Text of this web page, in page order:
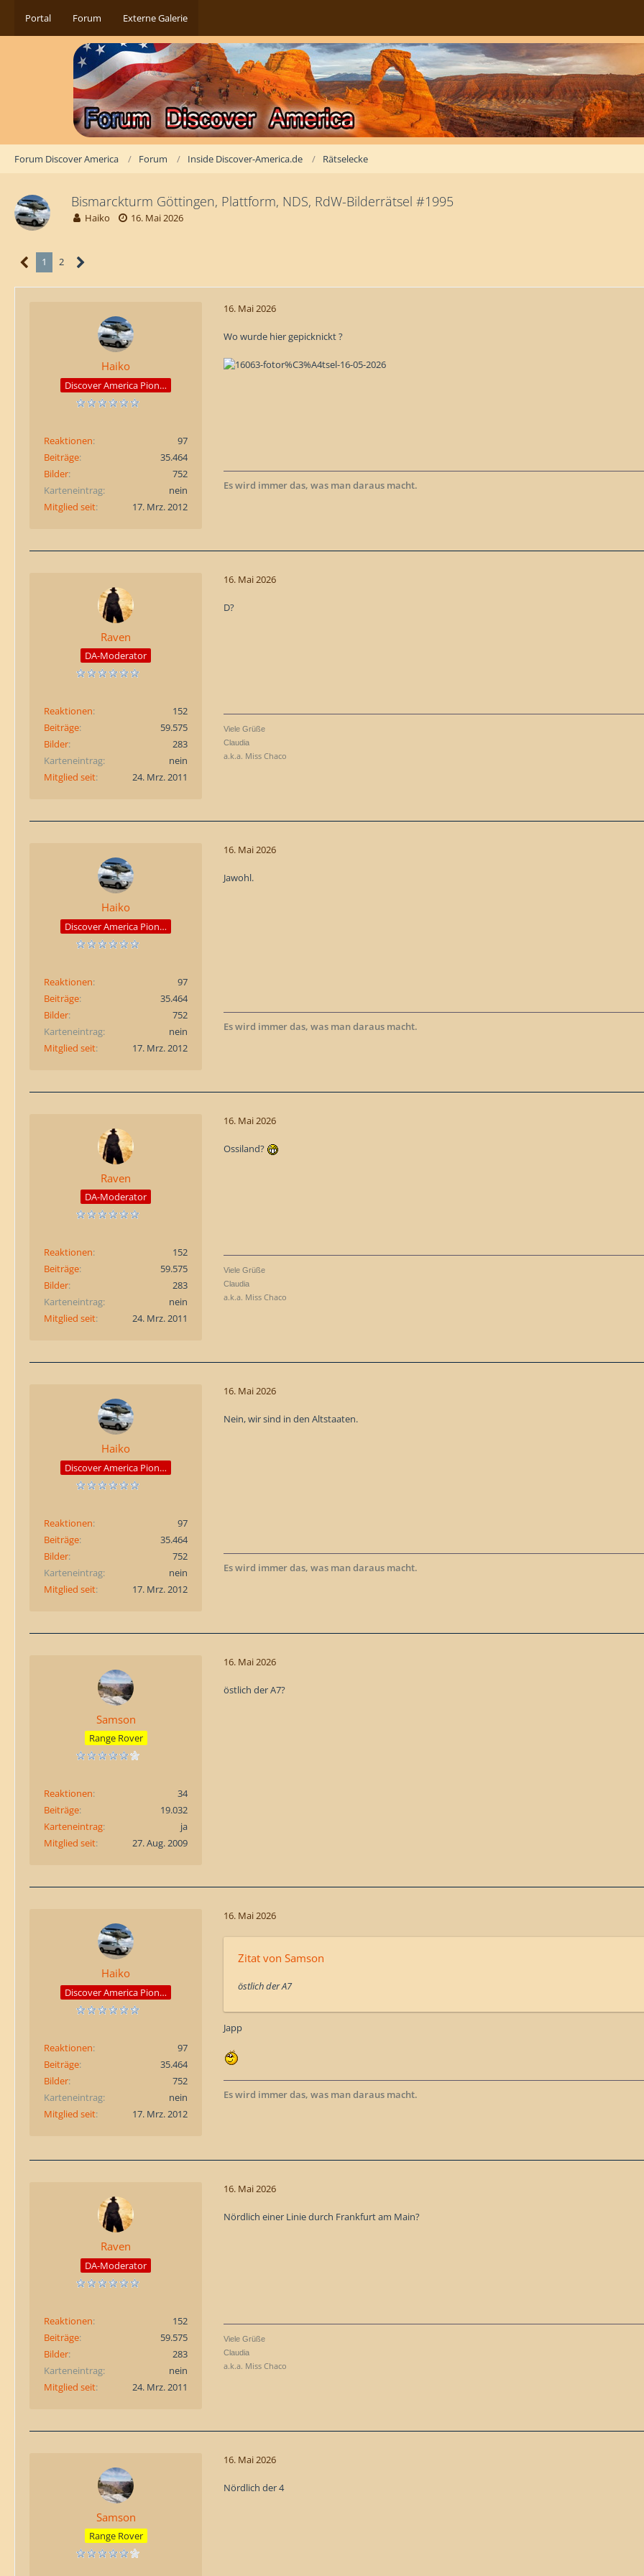
Portal Forum Externe Galerie
Forum Discover America Forum Inside Discover-America.de Rätselecke
Bismarckturm Göttingen, Plattform, NDS, RdW-Bilderrätsel #1995
Haiko 16. Mai 2026
1 2
Haiko
Discover America Pioneer
Reaktionen
97
Beiträge
35.464
Bilder
752
Karteneintrag
nein
Mitglied seit
17. Mrz. 2012
16. Mai 2026
Wo wurde hier gepicknickt ?
Es wird immer das, was man daraus macht.
Raven
DA-Moderator
Reaktionen
152
Beiträge
59.575
Bilder
283
Karteneintrag
nein
Mitglied seit
24. Mrz. 2011
16. Mai 2026
D?
Viele Grüße
Claudia
a.k.a. Miss Chaco
Haiko
Discover America Pioneer
Reaktionen
97
Beiträge
35.464
Bilder
752
Karteneintrag
nein
Mitglied seit
17. Mrz. 2012
16. Mai 2026
Jawohl.
Es wird immer das, was man daraus macht.
Raven
DA-Moderator
Reaktionen
152
Beiträge
59.575
Bilder
283
Karteneintrag
nein
Mitglied seit
24. Mrz. 2011
16. Mai 2026
Ossiland?
Viele Grüße
Claudia
a.k.a. Miss Chaco
Haiko
Discover America Pioneer
Reaktionen
97
Beiträge
35.464
Bilder
752
Karteneintrag
nein
Mitglied seit
17. Mrz. 2012
16. Mai 2026
Nein, wir sind in den Altstaaten.
Es wird immer das, was man daraus macht.
Samson
Range Rover
Reaktionen
34
Beiträge
19.032
Karteneintrag
ja
Mitglied seit
27. Aug. 2009
16. Mai 2026
östlich der A7?
Haiko
Discover America Pioneer
Reaktionen
97
Beiträge
35.464
Bilder
752
Karteneintrag
nein
Mitglied seit
17. Mrz. 2012
16. Mai 2026
Zitat von Samson
östlich der A7
Japp
Es wird immer das, was man daraus macht.
Raven
DA-Moderator
Reaktionen
152
Beiträge
59.575
Bilder
283
Karteneintrag
nein
Mitglied seit
24. Mrz. 2011
16. Mai 2026
Nördlich einer Linie durch Frankfurt am Main?
Viele Grüße
Claudia
a.k.a. Miss Chaco
Samson
Range Rover
16. Mai 2026
Nördlich der 4